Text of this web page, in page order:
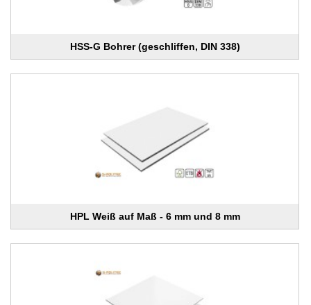
HSS-G Bohrer (geschliffen, DIN 338)
HPL Weiß auf Maß - 6 mm und 8 mm